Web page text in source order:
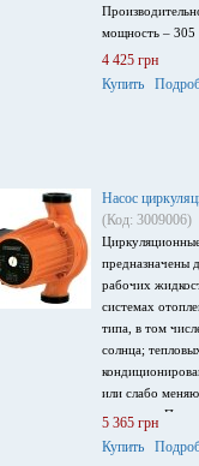
мощность – 305
4 425 грн
Купить
Насос
(Код: 3009006)
предназначены
рабочих
системах
типа, в том
солнца;
или слабо
жидкости.
до 12 м,
питания 220 В.
5 365 грн
Купить